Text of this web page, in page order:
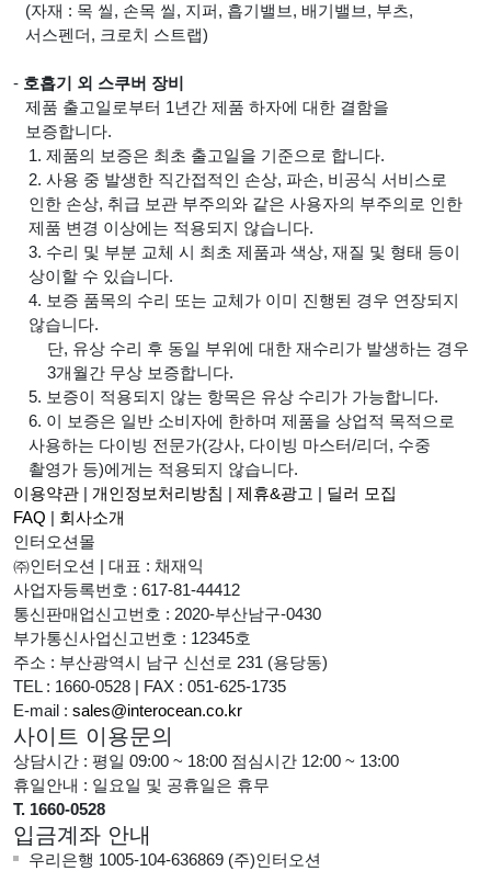
(자재 : 목 씰, 손목 씰, 지퍼, 흡기밸브, 배기밸브, 부츠,
서스펜더, 크로치 스트랩)
- 호흡기 외 스쿠버 장비
제품 출고일로부터 1년간 제품 하자에 대한 결함을
보증합니다.
1. 제품의 보증은 최초 출고일을 기준으로 합니다.
2. 사용 중 발생한 직간접적인 손상, 파손, 비공식 서비스로
인한 손상, 취급 보관 부주의와 같은 사용자의 부주의로 인한
제품 변경 이상에는 적용되지 않습니다.
3. 수리 및 부분 교체 시 최초 제품과 색상, 재질 및 형태 등이
상이할 수 있습니다.
4. 보증 품목의 수리 또는 교체가 이미 진행된 경우 연장되지
않습니다.
단, 유상 수리 후 동일 부위에 대한 재수리가 발생하는 경우
3개월간 무상 보증합니다.
5. 보증이 적용되지 않는 항목은 유상 수리가 가능합니다.
6. 이 보증은 일반 소비자에 한하며 제품을 상업적 목적으로
사용하는 다이빙 전문가(강사, 다이빙 마스터/리더, 수중
촬영가 등)에게는 적용되지 않습니다.
이용약관 | 개인정보처리방침 | 제휴&광고 | 딜러 모집
FAQ | 회사소개
인터오션몰
㈜인터오션 | 대표 : 채재익
사업자등록번호 : 617-81-44412
통신판매업신고번호 : 2020-부산남구-0430
부가통신사업신고번호 : 12345호
주소 : 부산광역시 남구 신선로 231 (용당동)
TEL : 1660-0528 | FAX : 051-625-1735
E-mail : sales@interocean.co.kr
사이트 이용문의
상담시간 : 평일 09:00 ~ 18:00 점심시간 12:00 ~ 13:00
휴일안내 : 일요일 및 공휴일은 휴무
T. 1660-0528
입금계좌 안내
우리은행 1005-104-636869 (주)인터오션